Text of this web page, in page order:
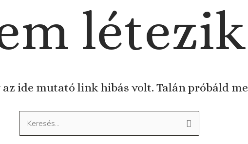
ide mutató link hibás volt. Talán próbáld
Keresés: